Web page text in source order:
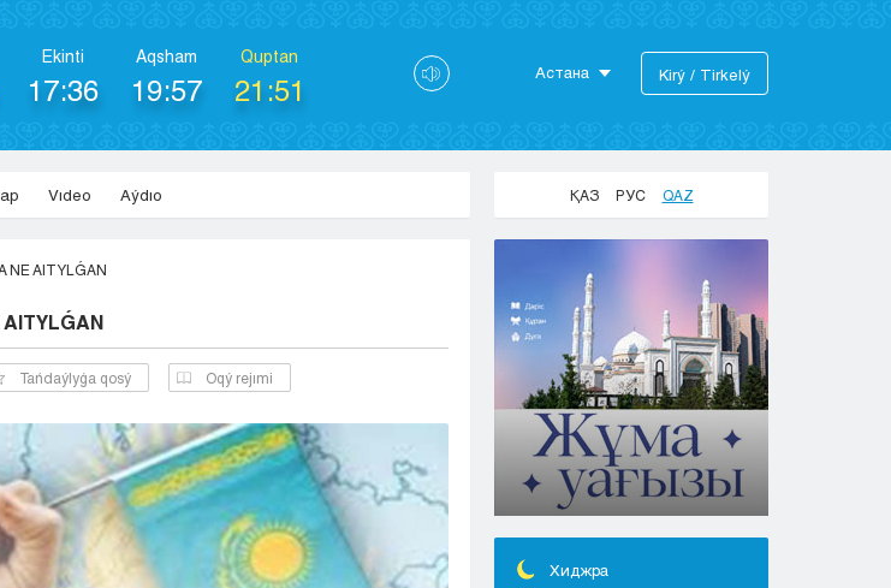
Ekіntі
17:36
Aqsham
19:57
Quptan
21:51 Астана
Aktobe
Jezkazgan
Karaganda
Kokshetaý
Kostanaı
Kyzylorda
Pavlodar
Petropavlovsk
Semeı
Taldykorgan
Taraz
Týrkestan
Kіrý / Tіrkelý
Vıdeo Aýdıo ҚАЗ РУС QAZ
NE AITYLǴAN
AITYLǴAN
Tańdaýlyǵa qosý Оqý rejımi
Хиджра